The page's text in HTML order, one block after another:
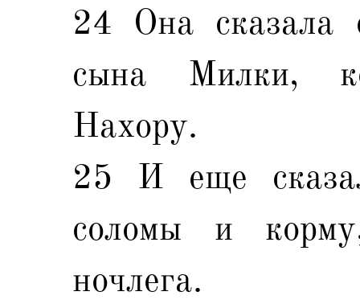
24 Она сказала
сына Милки,
Нахору.
25 И еще
соломы и
ночлега.